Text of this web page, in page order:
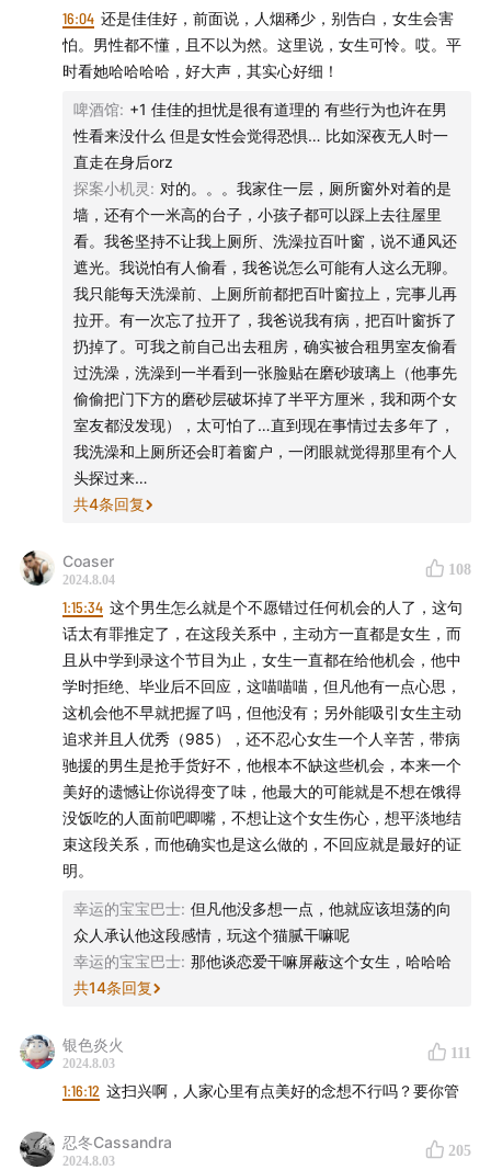
16:04 还是佳佳好，前面说，人烟稀少，别告白，女生会害
怕。男性都不懂，且不以为然。这里说，女生可怜。哎。平
时看她哈哈哈哈，好大声，其实心好细！
啤酒馆: +1 佳佳的担忧是很有道理的 有些行为也许在男
性看来没什么 但是女性会觉得恐惧… 比如深夜无人时一
直走在身后orz
探案小机灵 : 对的。。。我家住一层，厕所窗外对着的是
墙，还有个一米高的台子，小孩子都可以踩上去往屋里
看。我爸坚持不让我上厕所、洗澡拉百叶窗，说不通风还
遮光。我说怕有人偷看，我爸说怎么可能有人这么无聊。
我只能每天洗澡前、上厕所前都把百叶窗拉上，完事儿再
拉开。有一次忘了拉开了，我爸说我有病，把百叶窗拆了
扔掉了。可我之前自己出去租房，确实被合租男室友偷看
过洗澡，洗澡到一半看到一张脸贴在磨砂玻璃上（他事先
偷偷把门下方的磨砂层破坏掉了半平方厘米，我和两个女
室友都没发现），太可怕了…直到现在事情过去多年了，
我洗澡和上厕所还会盯着窗户，一闭眼就觉得那里有个人
头探过来…
共4条回复
Coaser
2024.8.04
108
1:15:34 这个男生怎么就是个不愿错过任何机会的人了，这句
话太有罪推定了，在这段关系中，主动方一直都是女生，而
且从中学到录这个节目为止，女生一直都在给他机会，他中
学时拒绝、毕业后不回应，这喵喵喵，但凡他有一点心思，
这机会他不早就把握了吗，但他没有；另外能吸引女生主动
追求并且人优秀（985），还不忍心女生一个人辛苦，带病
驰援的男生是抢手货好不，他根本不缺这些机会，本来一个
美好的遗憾让你说得变了味，他最大的可能就是不想在饿得
没饭吃的人面前吧唧嘴，不想让这个女生伤心，想平淡地结
束这段关系，而他确实也是这么做的，不回应就是最好的证
明。
幸运的宝宝巴士: 但凡他没多想一点，他就应该坦荡的向
众人承认他这段感情，玩这个猫腻干嘛呢
幸运的宝宝巴士: 那他谈恋爱干嘛屏蔽这个女生，哈哈哈
共14条回复
银色炎火
2024.8.03
111
1:16:12 这扫兴啊，人家心里有点美好的念想不行吗？要你管
忍冬Cassandra
2024.8.03
205